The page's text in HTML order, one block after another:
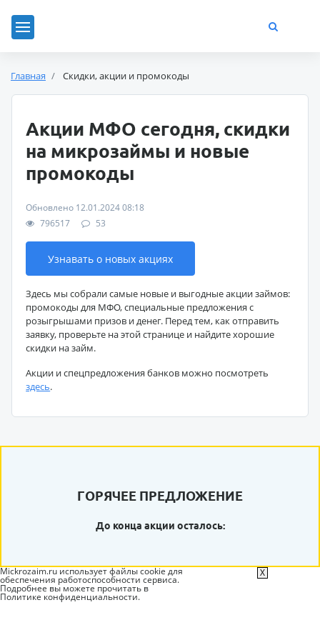
Главная Скидки, акции и промокоды
Акции МФО сегодня, скидки
на микрозаймы и новые
промокоды
Обновлено 12.01.2024 08:18
796517
53
Узнавать о новых акциях
Здесь мы собрали самые новые и выгодные акции займов:
промокоды для МФО, специальные предложения с
розыгрышами призов и денег. Перед тем, как отправить
заявку, проверьте на этой странице и найдите хорошие
скидки на займ.
Акции и спецпредложения банков можно посмотреть
здесь.
ГОРЯЧЕЕ ПРЕДЛОЖЕНИЕ
До конца акции осталось:
Mickrozaim.ru использует файлы cookie для
обеспечения работоспособности сервиса.
Подробнее вы можете прочитать в
Политике конфиденциальности.
X